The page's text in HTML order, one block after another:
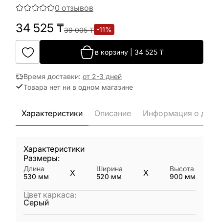
0 отзывов
34 525 ₸39 005₸ -11%
в корзину 34 525 ₸
Время доставки: от 2-3 дней
Товара нет ни в одном магазине
Характеристики Описание Информация о
Характеристики
Размеры:
Длина
530 мм X
Ширина
520 мм X
Высота
900 мм
Цвет каркаса:
Серый